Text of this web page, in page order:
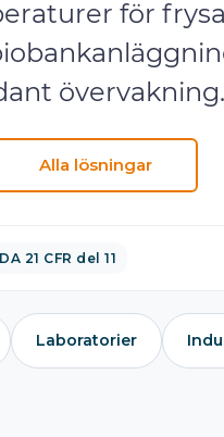
för
övervakning.
Alla lösningar
21 CFR del 11
Laboratorier